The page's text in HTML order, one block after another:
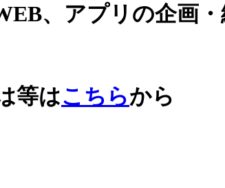
、アプリの企画
等はこちらから